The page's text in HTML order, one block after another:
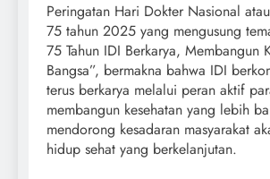
Peringatan Hari Dokter Nasional
75 tahun 2025 yang mengusung
75 Tahun IDI Berkarya, Membangun
Bangsa”, bermakna bahwa IDI
terus berkarya melalui peran aktif
membangun kesehatan yang lebih
mendorong kesadaran masyarakat
hidup sehat yang berkelanjutan.